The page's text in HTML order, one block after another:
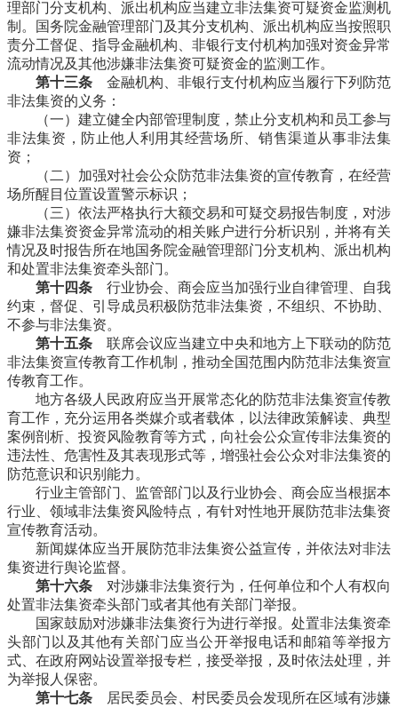
理部门分支机构、派出机构应当建立非法集资可疑资金监测机
制。国务院金融管理部门及其分支机构、派出机构应当按照职
责分工督促、指导金融机构、非银行支付机构加强对资金异常
流动情况及其他涉嫌非法集资可疑资金的监测工作。
第十三条 金融机构、非银行支付机构应当履行下列防范
非法集资的义务：
（一）建立健全内部管理制度，禁止分支机构和员工参与
非法集资，防止他人利用其经营场所、销售渠道从事非法集
资；
（二）加强对社会公众防范非法集资的宣传教育，在经营
场所醒目位置设置警示标识；
（三）依法严格执行大额交易和可疑交易报告制度，对涉
嫌非法集资资金异常流动的相关账户进行分析识别，并将有关
情况及时报告所在地国务院金融管理部门分支机构、派出机构
和处置非法集资牵头部门。
第十四条 行业协会、商会应当加强行业自律管理、自我
约束，督促、引导成员积极防范非法集资，不组织、不协助、
不参与非法集资。
第十五条 联席会议应当建立中央和地方上下联动的防范
非法集资宣传教育工作机制，推动全国范围内防范非法集资宣
传教育工作。
地方各级人民政府应当开展常态化的防范非法集资宣传教
育工作，充分运用各类媒介或者载体，以法律政策解读、典型
案例剖析、投资风险教育等方式，向社会公众宣传非法集资的
违法性、危害性及其表现形式等，增强社会公众对非法集资的
防范意识和识别能力。
行业主管部门、监管部门以及行业协会、商会应当根据本
行业、领域非法集资风险特点，有针对性地开展防范非法集资
宣传教育活动。
新闻媒体应当开展防范非法集资公益宣传，并依法对非法
集资进行舆论监督。
第十六条 对涉嫌非法集资行为，任何单位和个人有权向
处置非法集资牵头部门或者其他有关部门举报。
国家鼓励对涉嫌非法集资行为进行举报。处置非法集资牵
头部门以及其他有关部门应当公开举报电话和邮箱等举报方
式、在政府网站设置举报专栏，接受举报，及时依法处理，并
为举报人保密。
第十七条 居民委员会、村民委员会发现所在区域有涉嫌